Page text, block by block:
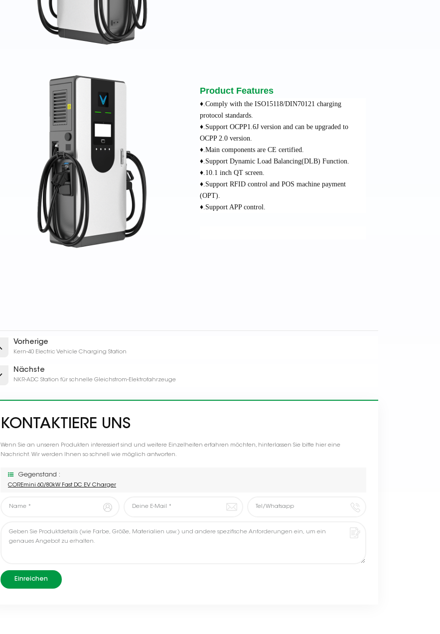
Product Features
♦.Comply with the ISO15118/DIN70121 charging
protocol standards.
♦.Support OCPP1.6J version and can be upgraded to
OCPP 2.0 version.
♦.Main components are CE certified.
♦.Support Dynamic Load Balancing(DLB) Function.
♦.10.1 inch QT screen.
♦.Support RFID control and POS machine payment
(OPT).
♦.Support APP control.
Vorherige
Kern-40 Electric Vehicle Charging Station
Nächste
NKR-ADC Station für schnelle Gleichstrom-Elektrofahrzeuge
KONTAKTIERE UNS
Wenn Sie an unseren Produkten interessiert sind und weitere Einzelheiten erfahren möchten, hinterlassen Sie bitte hier eine
Nachricht. Wir werden Ihnen so schnell wie möglich antworten.
Gegenstand :
COREmini 60/80kW Fast DC EV Charger
Einreichen